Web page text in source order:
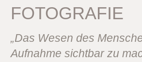
FOTOGRAFIE
„Das Wesen des
Aufnahme sichtbar zu